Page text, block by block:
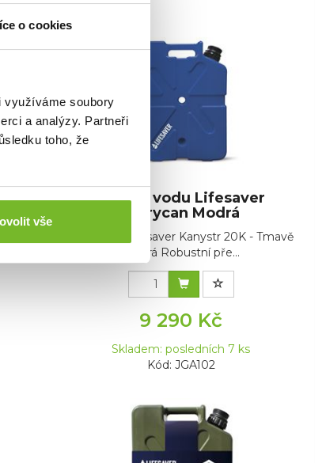
o cookies
využíváme soubory
a analýzy. Partneři
toho, že
vše
Filtr na vodu Lifesaver
Jerrycan Modrá
Vodní Filtr Lifesaver Kanystr 20K - Tmavě
Modrá Robustní pře...
9 290 Kč
Skladem: posledních 7 ks
Kód: JGA102